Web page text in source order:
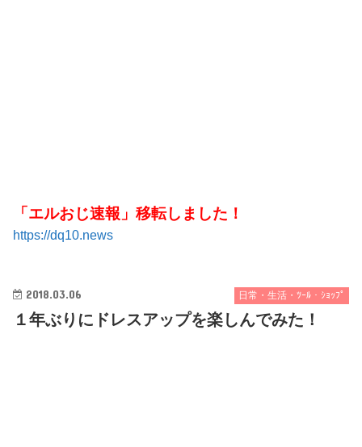
「エルおじ速報」移転しました！
https://dq10.news
日常・生活・ﾂｰﾙ・ｼｮｯﾌﾟ
2018.03.06
１年ぶりにドレスアップを楽しんでみた！